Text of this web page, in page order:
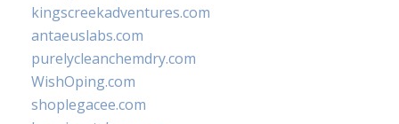
kingscreekadventures.com
antaeuslabs.com
purelycleanchemdry.com
WishOping.com
shoplegacee.com